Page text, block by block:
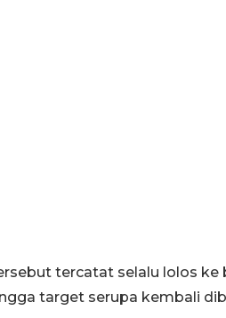
tercatat selalu lolos ke
target serupa kembali